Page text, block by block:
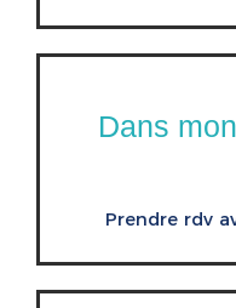
Dans
Prendre rdv